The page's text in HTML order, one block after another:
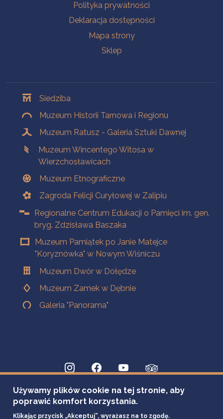
Polityka prywatności
Deklaracja dostępności
Mapa strony
Sklep
Siedziba
Muzeum Historii Tarnowa i Regionu
Muzeum Ratusz - Galeria Sztuki Dawnej
Muzeum Wincentego Witosa w
Wierzchosławicach
Muzeum Etnograficzne
Zagroda Felicji Curyłowej w Zalipiu
Regionalne Centrum Edukacji o Pamięci im. gen.
bryg. Zdzisława Baszaka
Muzeum Pamiątek po Janie Matejce
"Koryznówka" w Nowym Wiśniczu
Muzeum Dwór w Dołędze
Muzeum Zamek w Dębnie
Galeria "Panorama"
Używamy plików cookie na tej stronie, aby
poprawić komfort korzystania.
Klikając przycisk „Akceptuj”, wyrażasz na to zgodę.